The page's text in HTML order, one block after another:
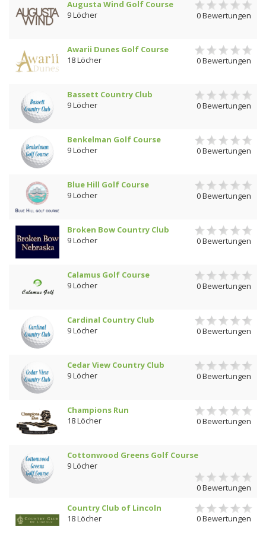
Augusta Wind Golf Course
9 Löcher
0 Bewertungen
Awarii Dunes Golf Course
18 Löcher
0 Bewertungen
Bassett Country Club
9 Löcher
0 Bewertungen
Benkelman Golf Course
9 Löcher
0 Bewertungen
Blue Hill Golf Course
9 Löcher
0 Bewertungen
Broken Bow Country Club
9 Löcher
0 Bewertungen
Calamus Golf Course
9 Löcher
0 Bewertungen
Cardinal Country Club
9 Löcher
0 Bewertungen
Cedar View Country Club
9 Löcher
0 Bewertungen
Champions Run
18 Löcher
0 Bewertungen
Cottonwood Greens Golf Course
9 Löcher
0 Bewertungen
Country Club of Lincoln
18 Löcher
0 Bewertungen